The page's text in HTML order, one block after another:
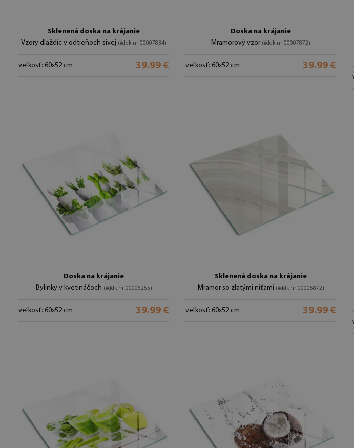
Sklenená doska na krájanie
Vzory dlaždíc v odtieňoch sivej (#ddk-nr-00007834)
veľkosť: 60x52 cm 39.99 €
Doska na krájanie
Mramorový vzor (#ddk-nr-00007872)
veľkosť: 60x52 cm 39.99 €
Doska na krájanie
Bylinky v kvetináčoch (#ddk-nr-00006255)
veľkosť: 60x52 cm 39.99 €
Sklenená doska na krájanie
Mramor so zlatými niťami (#ddk-nr-00005872)
veľkosť: 60x52 cm 39.99 €